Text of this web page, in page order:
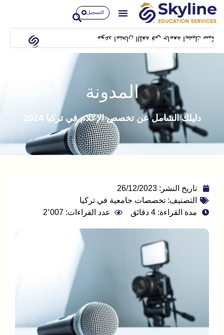
التسجيل
موعد امتحان اللغة في جامعة ايشيك سيكون بتاريخ 14/02/2024 بمبنى SFL building بشيلا
المدونة
دليلك الشامل عن تخصص الإعلام في تركيا 2024
تاريخ النشر: 26/12/2023
التصنيف: تخصصات جامعية في تركيا
مدة القراءة: 4 دقائق
عدد القراءات: 2٬007